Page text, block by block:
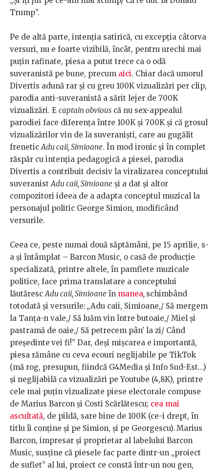
Trump”.
Pe de altă parte, intenția satirică, cu excepția câtorva
versuri, nu e foarte vizibilă, încât, pentru urechi mai
puțin rafinate, piesa a putut trece ca o odă
suveranistă pe bune, precum aici. Chiar dacă umorul
Divertis adună rar și cu greu 100K vizualizări per clip,
parodia anti-suveranistă a sărit lejer de 700K
vizualizări. E captain obvious că nu sex-appealul
parodiei face diferența între 100K și 700K și că grosul
vizualizărilor vin de la suveraniști, care au gugălit
freneticAdu caii, Simioane. În mod ironic și în complet
răspăr cu intenția pedagogică a piesei, parodia
Divertis a contribuit decisiv la viralizarea conceptului
suveranistAdu caii, Simioane și a dat și altor
compozitori ideea de a adapta conceptul muzical la
personajul politic George Simion, modificând
versurile.
Ceea ce, peste numai două săptămâni, pe 15 aprilie, s-
a și întâmplat – Barcon Music, o casă de producție
specializată, printre altele, în pamflete muzicale
politice, face prima translatare a conceptului
lăutărescAdu caii, Simioane în manea, schimbând
totodată și versurile: „Adu caii, Simioane,/ Să mergem
la Tanța-n vale,/ Să luăm vin între butoaie,/ Miel și
pastramă de oaie,/ Să petrecem pân’ la zi/ Când
președinte vei fi!” Dar, deși mișcarea e importantă,
piesa rămâne cu ceva ecouri neglijabile pe TikTok
(mă rog, presupun, fiindcă G4Media și Info Sud-Est…)
și neglijabilă ca vizualizări pe Youtube (4,8K), printre
cele mai puțin vizualizate piese electorale compuse
de Marius Barcon și Costi Scărlătescu; cea mai
ascultată, de pildă, sare bine de 100K (ce-i drept, în
titlu îi conține și pe Simion, și pe Georgescu). Marius
Barcon, impresar și proprietar al labelului Barcon
Music, susține că piesele fac parte dintr-un „proiect
de suflet” al lui, proiect ce constă într-un nou gen,